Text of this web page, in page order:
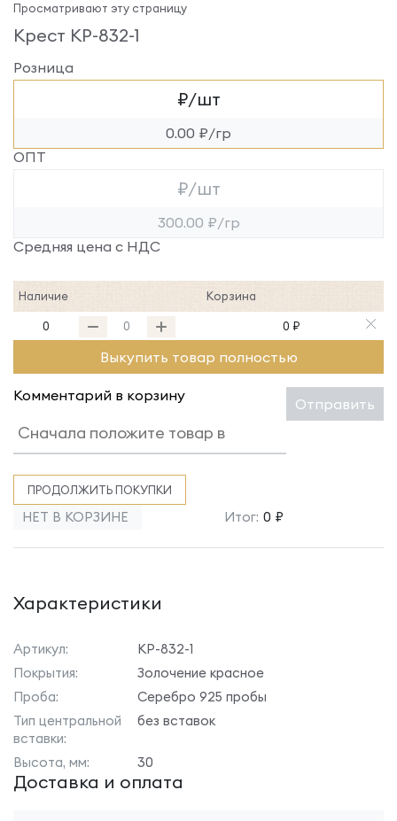
Просматривают эту страницу
Крест КР-832-1
Розница
₽/шт
0.00 ₽/гр
ОПТ
₽/шт
300.00 ₽/гр
Средняя цена с НДС
Наличие Корзина
0 0 ₽
Выкупить товар полностью
Комментарий в корзину Отправить
ПРОДОЛЖИТЬ ПОКУПКИ
НЕТ В КОРЗИНЕ Итог: 0 ₽
Характеристики
Артикул:
КР-832-1
Покрытия:
Золочение красное
Проба:
Серебро 925 пробы
Тип центральной
вставки:
без вставок
Высота, мм: 30
Доставка и оплата